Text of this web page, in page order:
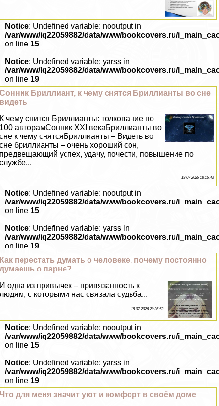
Notice: Undefined variable: nooutput in
/var/www/iq22059882/data/www/bookcovers.ru/
on line 15
Notice: Undefined variable: yarss in
/var/www/iq22059882/data/www/bookcovers.ru/
on line 19
Сонник Бриллиант, к чему снятся Бриллианты во сне
видеть
К чему снится Бриллианты: толкование по
100 авторамСонник XXI векаБриллианты во
сне к чему снятсяБриллианты – Видеть во
сне бриллианты – очень хороший сон,
предвещающий успех, удачу, почести, повышение по
службе...
19 07 2026 18:16:43
Notice: Undefined variable: nooutput in
/var/www/iq22059882/data/www/bookcovers.ru/
on line 15
Notice: Undefined variable: yarss in
/var/www/iq22059882/data/www/bookcovers.ru/
on line 19
Как перестать думать о человеке, почему постоянно
думаешь о парне?
И одна из привычек – привязанность к
людям, с которыми нас связала судьба...
18 07 2026 20:26:52
Notice: Undefined variable: nooutput in
/var/www/iq22059882/data/www/bookcovers.ru/
on line 15
Notice: Undefined variable: yarss in
/var/www/iq22059882/data/www/bookcovers.ru/
on line 19
Что для меня значит уют и комфорт в своём доме